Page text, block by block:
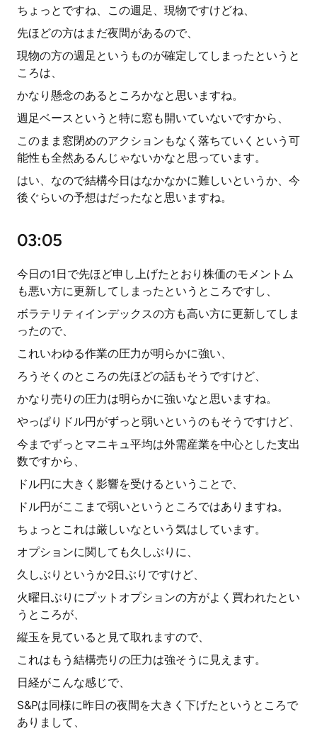
ちょっとですね、この週足、現物ですけどね、
先ほどの方はまだ夜間があるので、
現物の方の週足というものが確定してしまったというと
ころは、
かなり懸念のあるところかなと思いますね。
週足ベースというと特に窓も開いていないですから、
このまま窓閉めのアクションもなく落ちていくという可
能性も全然あるんじゃないかなと思っています。
はい、なので結構今日はなかなかに難しいというか、今
後ぐらいの予想はだったなと思いますね。
03:05
今日の1日で先ほど申し上げたとおり株価のモメントム
も悪い方に更新してしまったというところですし、
ボラテリティインデックスの方も高い方に更新してしま
ったので、
これいわゆる作業の圧力が明らかに強い、
ろうそくのところの先ほどの話もそうですけど、
かなり売りの圧力は明らかに強いなと思いますね。
やっぱりドル円がずっと弱いというのもそうですけど、
今までずっとマニキュ平均は外需産業を中心とした支出
数ですから、
ドル円に大きく影響を受けるということで、
ドル円がここまで弱いというところではありますね。
ちょっとこれは厳しいなという気はしています。
オプションに関しても久しぶりに、
久しぶりというか2日ぶりですけど、
火曜日ぶりにプットオプションの方がよく買われたとい
うところが、
縦玉を見ていると見て取れますので、
これはもう結構売りの圧力は強そうに見えます。
日経がこんな感じで、
S&Pは同様に昨日の夜間を大きく下げたというところで
ありまして、